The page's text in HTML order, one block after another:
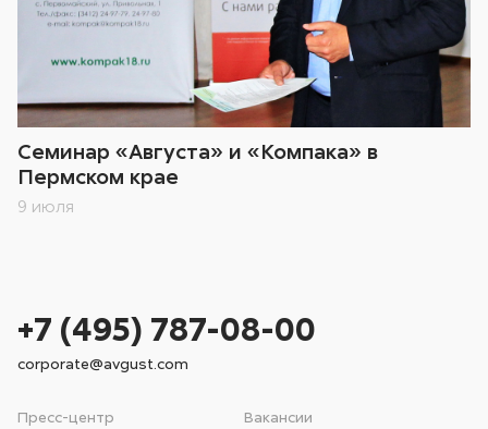
Семинар «Августа» и «Компака» в
Пермском крае
9 июля
Пресс-центр Вакансии
+7 (495) 787-08-00
corporate@avgust.com